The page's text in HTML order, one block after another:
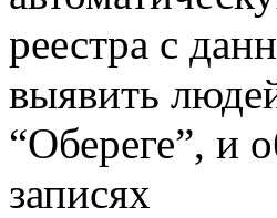
реестра с
выявить
“Обереге”, и
записях